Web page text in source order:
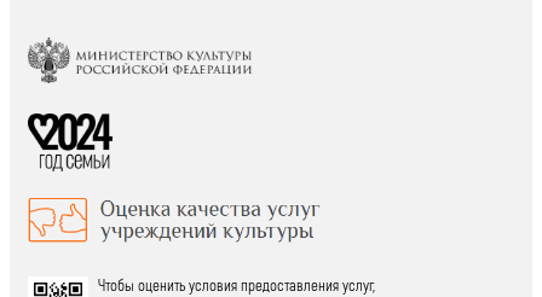
Чтобы оценить условия предоставления услуг,